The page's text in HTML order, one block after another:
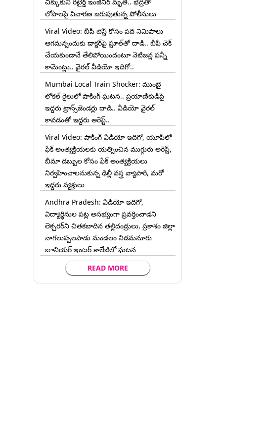
లోపాలపై విచారణ జరుపుతున్న పోలీసులు
Viral Video: బీపీ టెస్ట్‌ కోసం పది నిమిషాలు
ఆగమన్నందుకు డాక్టర్‌పై స్టూల్‌తో దాడి.. బీపీ చెక్
చేయకుండానే తేలిపోయిందంటూ నెటిజన్ల ఫన్నీ
కామెంట్లు.. వైరల్ వీడియో ఇదిగో..
Mumbai Local Train Shocker: ముంబై
లోకల్ రైలులో షాకింగ్ ఘటన.. ప్రయాణికుడిపై
ఇద్దరు ట్రాన్స్‌జెండర్లు దాడి.. వీడియో వైరల్
కావడంతో ఇద్దరు అరెస్ట్..
Viral Video: షాకింగ్ వీడియో ఇదిగో, యూపీలో
ఫేక్ అంత్యక్రియలకు యత్నించిన ముగ్గురు అరెస్ట్,
బీమా డబ్బుల కోసం ఫేక్ అంత్యక్రియలు
నిర్వహించాలనుకున్న ఢిల్లీ వస్త్ర వ్యాపారి, మరో
ఇద్దరు వ్యక్తులు
Andhra Pradesh: వీడియో ఇదిగో,
విద్యార్థినుల పట్ల అసభ్యంగా ప్రవర్తించాడని
లెక్చ‌ర‌ర్‌ని చిత‌క‌బాదిన త‌ల్లిదండ్రులు, ప్రకాశం జిల్లా
నాగలుప్పలపాడు మండలం నిడమనూరు
జూనియర్ ఇంటర్ కాలేజీలో ఘటన
READ MORE